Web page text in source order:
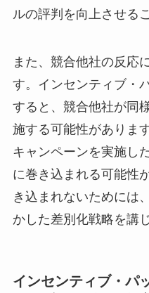
ルの評判を向上させる
また、 競合他社の反応
す。インセンティブ・
すると、競合他社が同
施する可能性がありま
キャンペーンを実施し
に巻き込まれる可能性
き込まれないためには
かした差別化戦略を講
インセンティブ・パ